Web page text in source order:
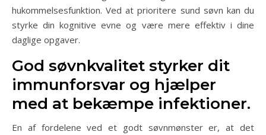
hukommelsesfunktion. Ved at prioritere sund søvn kan du
styrke din kognitive evne og være mere effektiv i dine
daglige opgaver.
God søvnkvalitet styrker dit
immunforsvar og hjælper
med at bekæmpe infektioner.
En af fordelene ved et godt søvnmønster er, at det